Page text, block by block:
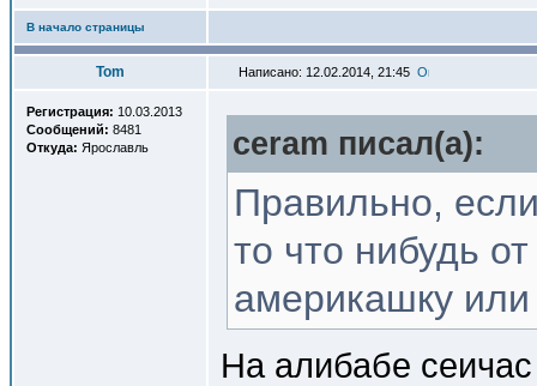
В начало страницы
Tom Написано: 12.02.2014, 21:45
Регистрация: 10.03.2013
Сообщений: 8481
Откуда: Ярославль ceram писал(a):
Правильно,
то что нибудь
америкашку
На алибабе